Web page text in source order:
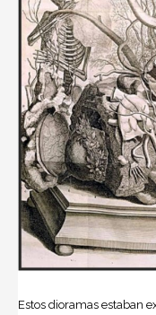
Estos dioramas estaban